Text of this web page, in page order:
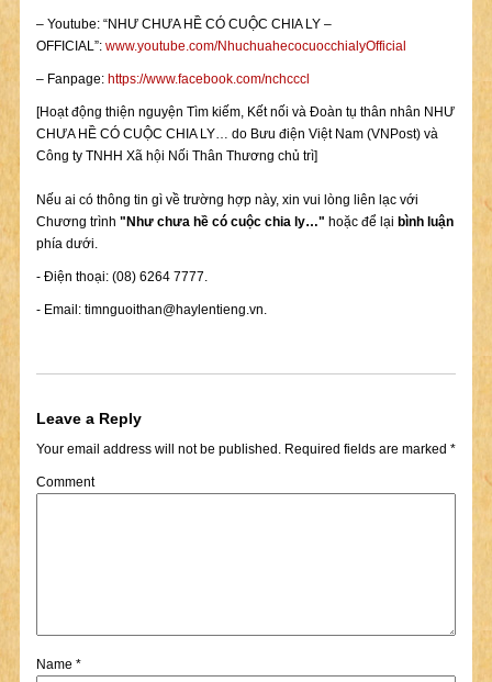
– Youtube: “NHƯ CHƯA HỀ CÓ CUỘC CHIA LY –
OFFICIAL”: www.youtube.com/NhuchuahecocuocchialyOfficial
– Fanpage: https://www.facebook.com/nchcccl
[Hoạt động thiện nguyện Tìm kiếm, Kết nối và Đoàn tụ thân nhân NHƯ
CHƯA HỀ CÓ CUỘC CHIA LY… do Bưu điện Việt Nam (VNPost) và
Công ty TNHH Xã hội Nối Thân Thương chủ trì]
Nếu ai có thông tin gì về trường hợp này, xin vui lòng liên lạc với
Chương trình "Như chưa hề có cuộc chia ly…" hoặc để lại bình luận
phía dưới.
- Điện thoại: (08) 6264 7777.
- Email: timnguoithan@haylentieng.vn.
Leave a Reply
Your email address will not be published.Required fields are marked *
Comment
Name *